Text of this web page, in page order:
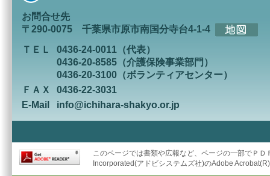
お問合せ先
〒290-0075 千葉県市原市南国分寺台4-1-4
ＴＥＬ
0436-24-0011（代表）
0436-20-8585（介護保険事業部門）
0436-20-3100（ボランティアセンター）
ＦＡＸ
0436-22-3031
E-Mail
info@ichihara-shakyo.or.jp
このページでは書類や広報など、ページの一部でＰ
Incorporated(アドビシステムズ社)のAdobe